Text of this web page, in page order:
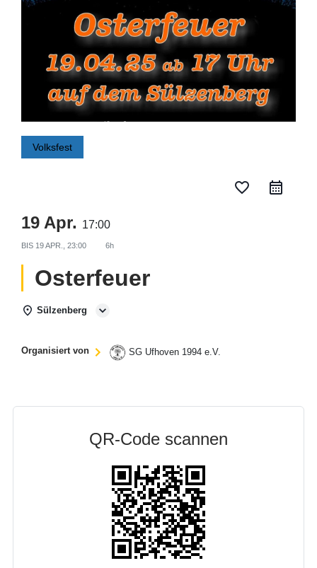
Volksfest
favorite_border
19 Apr. 17:00
BIS 19 APR., 23:00 6h
Osterfeuer
Sülzenberg
Organisiert von SG Ufhoven 1994 e.V.
QR-Code scannen